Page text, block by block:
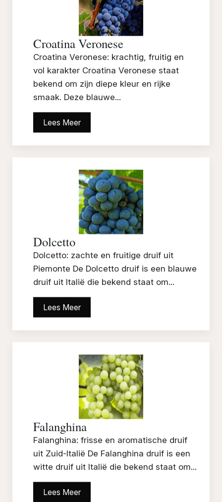
Croatina Veronese
Croatina Veronese: krachtig, fruitig en
vol karakter Croatina Veronese staat
bekend om zijn diepe kleur en rijke
smaak. Deze blauwe...
Lees Meer
Dolcetto
Dolcetto: zachte en fruitige druif uit
Piemonte De Dolcetto druif is een blauwe
druif uit Italië die bekend staat om...
Lees Meer
Falanghina
Falanghina: frisse en aromatische druif
uit Zuid-Italië De Falanghina druif is een
witte druif uit Italië die bekend staat om...
Lees Meer